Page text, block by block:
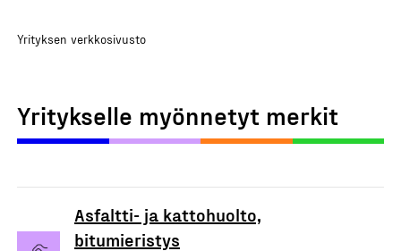
Yrityksen verkkosivusto
Yritykselle myönnetyt merkit
Asfaltti- ja kattohuolto,
bitumieristys